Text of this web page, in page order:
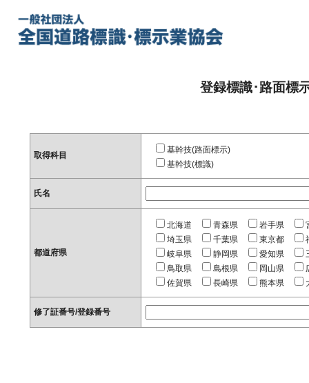
登録標識･路面標
取得科目
基幹技(路面標示)
基幹技(標識)
氏名
都道府県
北海道 青森県 岩手県
埼玉県
千葉県 東京都
岐阜県
静岡県 愛知県
鳥取県
島根県 岡山県
佐賀県
長崎県 熊本県
修了証番号/登録番号